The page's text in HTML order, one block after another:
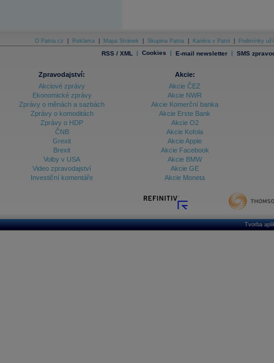
O Patria.cz Reklama Mapa Stránek Skupina Patria Kariéra v Patrii Podmínky
RSS / XML | Cookies | E-mail newsletter | SMS
Zpravodajství:
Akciové zprávy
Ekonomické zprávy
Zprávy o měnách a sazbách
Zprávy o komoditách
Zprávy o HDP
ČNB
Grexit
Brexit
Volby v USA
Video zpravodajství
Investiční komentáře
Akcie:
Akcie ČEZ
Akcie NWR
Akcie Komerční banka
Akcie Erste Bank
Akcie O2
Akcie Kofola
Akcie Apple
Akcie Facebook
Akcie BMW
Akcie GE
Akcie Moneta
Tvorba